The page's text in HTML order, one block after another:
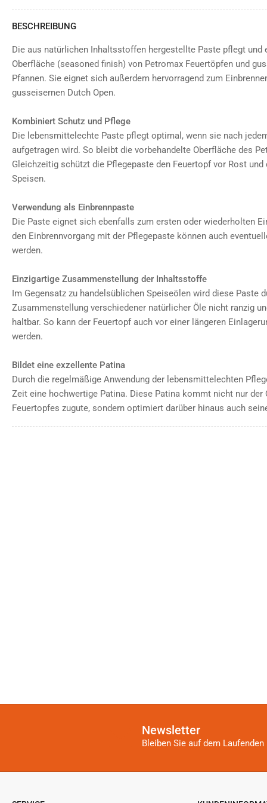
BESCHREIBUNG
Die aus natürlichen Inhaltsstoffen hergestellte Paste pflegt und
Oberfläche (seasoned finish) von Petromax Feuertöpfen und
Pfannen. Sie eignet sich außerdem hervorragend zum
gusseisernen Dutch Open.
Kombiniert Schutz und Pflege
Die lebensmittelechte Paste pflegt optimal, wenn sie nach
aufgetragen wird. So bleibt die vorbehandelte Oberfläche des
Gleichzeitig schützt die Pflegepaste den Feuertopf vor Rost
Speisen.
Verwendung als Einbrennpaste
Die Paste eignet sich ebenfalls zum ersten oder wiederholten
den Einbrennvorgang mit der Pflegepaste können auch
werden.
Einzigartige Zusammenstellung der Inhaltsstoffe
Im Gegensatz zu handelsüblichen Speiseölen wird diese Paste
Zusammenstellung verschiedener natürlicher Öle nicht ranzig
haltbar. So kann der Feuertopf auch vor einer längeren
werden.
Bildet eine exzellente Patina
Durch die regelmäßige Anwendung der lebensmittelechten
Zeit eine hochwertige Patina. Diese Patina kommt nicht nur der
Feuertopfes zugute, sondern optimiert darüber hinaus auch
Newsletter
Bleiben Sie auf dem